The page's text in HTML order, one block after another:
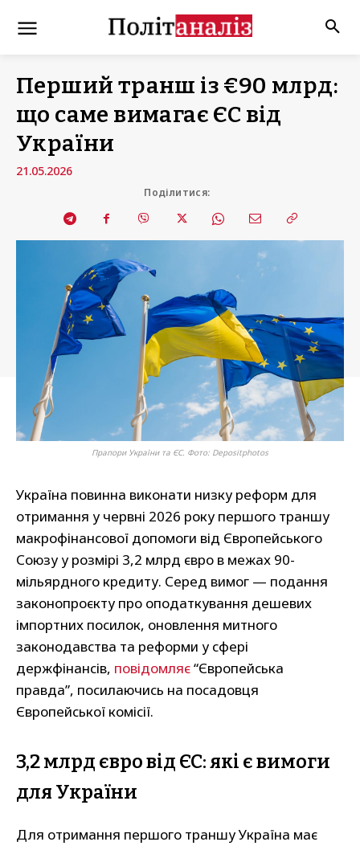
Перший транш із €90 млрд:
що саме вимагає ЄС від
України
21.05.2026
Поділитися:
Прапори України та ЄС. Фото: Depositphotos
Україна повинна виконати низку реформ для
отримання у червні 2026 року першого траншу
макрофінансової допомоги від Європейського
Союзу у розмірі 3,2 млрд євро в межах 90-
мільярдного кредиту. Серед вимог — подання
законопроєкту про оподаткування дешевих
імпортних посилок, оновлення митного
законодавства та реформи у сфері
держфінансів, повідомляє“Європейська
правда”, посилаючись на посадовця
Європейської комісії.
3,2 млрд євро від ЄС: які є вимоги
для України
Для отримання першого траншу Україна має